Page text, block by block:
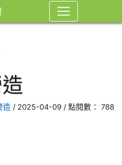
造/ 2025-04-09 / 點閱數： 788